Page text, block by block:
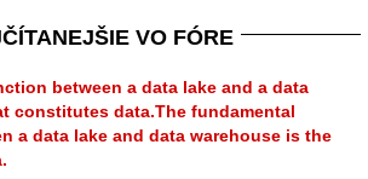
VO FÓRE
between a data lake and a data
constitutes data.The fundamental
a data lake and data warehouse is the